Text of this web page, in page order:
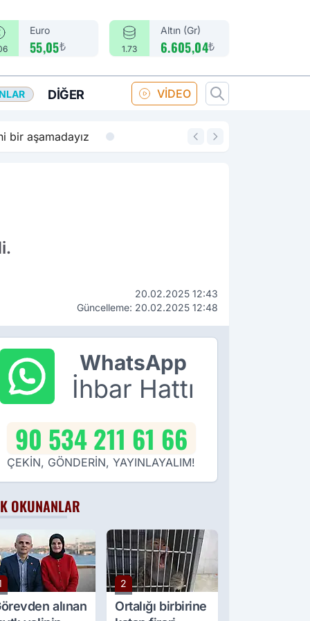
Euro
55,05₺ 1.73
Altın (Gr)
6.605,04₺
DIĞER VİDEO
14:18
20.02.2025 12:43
Güncelleme: 20.02.2025 12:48
WhatsApp
İhbar Hattı
90 534 211 61 66
ÇEKİN, GÖNDERİN, YAYINLAYALIM!
OKUNANLAR
alınan
2
Ortalığı birbirine